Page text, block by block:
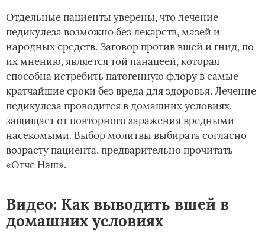
Отдельные пациенты уверены, что лечение
педикулеза возможно без лекарств, мазей и
народных средств. Заговор против вшей и гнид, по
их мнению, является той панацеей, которая
способна истребить патогенную флору в самые
кратчайшие сроки без вреда для здоровья. Лечение
педикулеза проводится в домашних условиях,
защищает от повторного заражения вредными
насекомыми. Выбор молитвы выбирать согласно
возрасту пациента, предварительно прочитать
«Отче Наш».
Видео: Как выводить вшей в
домашних условиях